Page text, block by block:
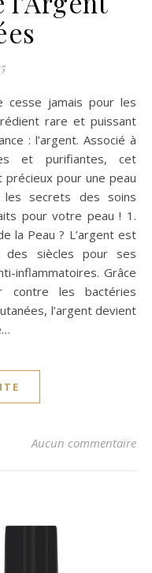
rare et puissant
: l’argent. Associé à
et purifiantes, cet
pour une peau
les secrets des soins
pour votre peau ! 1.
la Peau ? L’argent est
des siècles pour ses
inflammatoires. Grâce
contre les bactéries
l’argent devient
Aucun commentaire